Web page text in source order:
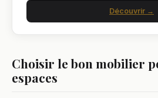
Découvrir →
Choisir le bon mobilier
espaces